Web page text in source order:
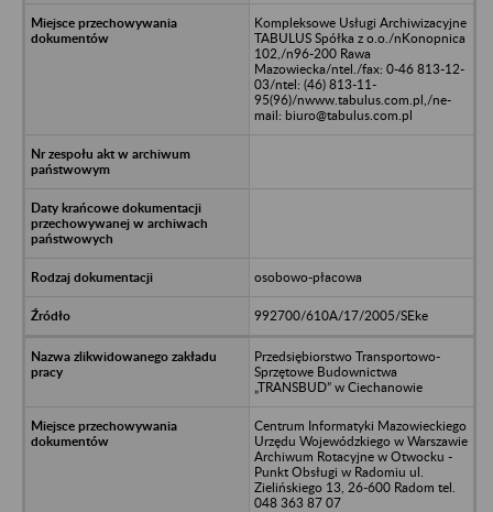
Kompleksowe Usługi Archiwizacyjne
TABULUS Spółka z o.o./nKonopnica
102,/n96-200 Rawa
Mazowiecka/ntel./fax: 0-46 813-12-
03/ntel: (46) 813-11-
95(96)/nwww.tabulus.com.pl,/ne-
mail: biuro@tabulus.com.pl
osobowo-płacowa
992700/610A/17/2005/SEke
Przedsiębiorstwo Transportowo-
Sprzętowe Budownictwa
„TRANSBUD” w Ciechanowie
Centrum Informatyki Mazowieckiego
Urzędu Wojewódzkiego w Warszawie
Archiwum Rotacyjne w Otwocku -
Punkt Obsługi w Radomiu ul.
Zielińskiego 13, 26-600 Radom tel.
048 363 87 07